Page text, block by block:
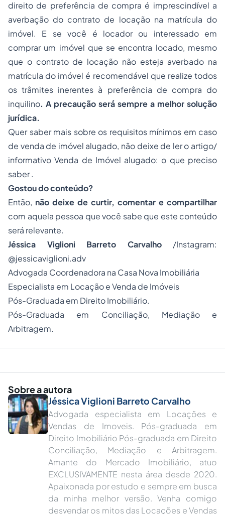
direito de preferência de compra é imprescindível a
averbação do contrato de locação na matrícula do
imóvel. E se você é locador ou interessado em
comprar um imóvel que se encontra locado, mesmo
que o contrato de locação não esteja averbado na
matrícula do imóvel é recomendável que realize todos
os trâmites inerentes à preferência de compra do
inquilino. A precaução será sempre a melhor solução
jurídica.
Quer saber mais sobre os requisitos mínimos em caso
de venda de imóvel alugado, não deixe de ler o artigo/
informativoVenda de Imóvel alugado: o que preciso
saber.
Gostou do conteúdo?
Então, não deixe de curtir, comentar e compartilhar
com aquela pessoa que você sabe que este conteúdo
será relevante.
Jéssica Viglioni Barreto Carvalho/Instagram:
@jessicaviglioni.adv
Advogada Coordenadora na Casa Nova Imobiliária
Especialista em Locação e Venda de Imóveis
Pós-Graduada em Direito Imobiliário.
Pós-Graduada em Conciliação, Mediação e
Arbitragem.
Sobre a autora
Jéssica Viglioni Barreto Carvalho
Advogada especialista em Locações e
Vendas de Imoveis. Pós-graduada em
Direito Imobiliário Pós-graduada em Direito
Conciliação, Mediação e Arbitragem.
Amante do Mercado Imobiliário, atuo
EXCLUSIVAMENTE nesta área desde 2020.
Apaixonada por estudo e sempre em busca
da minha melhor versão. Venha comigo
desvendar os mitos das Locações e Vendas